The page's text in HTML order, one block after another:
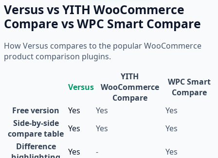
Versus vs YITH WooCommerce
Compare vs WPC Smart Compare
How Versus compares to the popular WooCommerce
product comparison plugins.
Versus
YITH
WooCommerce
Compare
WPC Smart
Compare
Free version
Yes Yes
Yes
Side-by-side
compare table Yes Yes
Yes
Difference
Yes -
Yes